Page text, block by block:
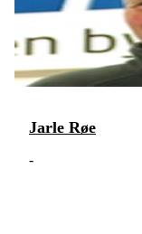
Jarle Røe
-